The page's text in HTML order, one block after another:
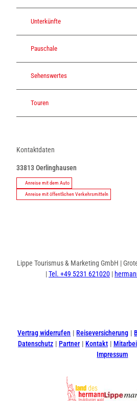
Unterkünfte
Pauschale
Sehenswertes
Touren
Kontaktdaten
33813Oerlinghausen
Anreise mit dem Auto
Anreise mit öffentlichen Verkehrsmitteln
Lippe Tourismus & Marketing GmbH |
|Tel. +49 5231 621020|
t
a
g
e
b
o
Vertrag widerrufen Reiseversicherung
Datenschutz
Partner Kontakt
Impressum